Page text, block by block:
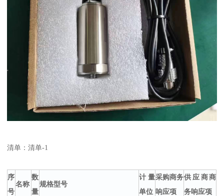
清单：清单-1
序
号
名称
数
量
规格型号
计量
单位
采购商务
响应项
供应商商
务响应项